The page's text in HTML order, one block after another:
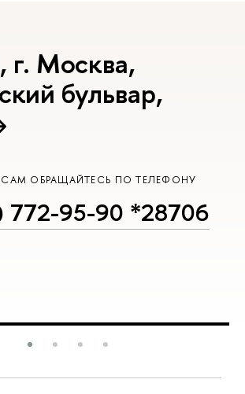
г. Москва,
бульвар,
ОБРАЩАЙТЕСЬ ПО ТЕЛЕФОНУ
772-95-90 *28706